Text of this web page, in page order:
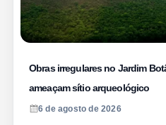
Obras irregulares no Jardim
ameaçam sítio arqueológico
6 de agosto de 2026